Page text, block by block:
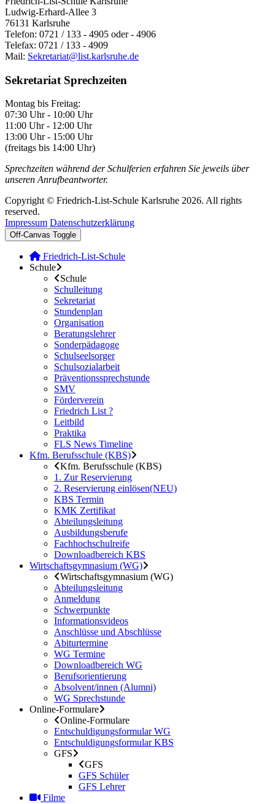
Ludwig-Erhard-Allee 3
76131 Karlsruhe
Telefon: 0721 / 133 - 4905 oder - 4906
Telefax: 0721 / 133 - 4909
Mail: Sekretariat@list.karlsruhe.de
Sekretariat Sprechzeiten
Montag bis Freitag:
07:30 Uhr - 10:00 Uhr
11:00 Uhr - 12:00 Uhr
13:00 Uhr - 15:00 Uhr
(freitags bis 14:00 Uhr)
Sprechzeiten während der Schulferien erfahren Sie jeweils über
unseren Anrufbeantworter.
Copyright © Friedrich-List-Schule Karlsruhe 2026. All rights
reserved.
Impressum Datenschutzerklärung
Off-Canvas Toggle
Friedrich-List-Schule
Schule
Schule
Schulleitung
Sekretariat
Stundenplan
Organisation
Beratungslehrer
Sonderpädagoge
Schulseelsorger
Schulsozialarbeit
Präventionssprechstunde
SMV
Förderverein
Friedrich List ?
Leitbild
Praktika
FLS News Timeline
Kfm. Berufsschule (KBS)
Kfm. Berufsschule (KBS)
1. Zur Reservierung
2. Reservierung einlösen(NEU)
KBS Termin
KMK Zertifikat
Abteilungsleitung
Ausbildungsberufe
Fachhochschulreife
Downloadbereich KBS
Wirtschaftsgymnasium (WG)
Wirtschaftsgymnasium (WG)
Abteilungsleitung
Anmeldung
Schwerpunkte
Informationsvideos
Anschlüsse und Abschlüsse
Abiturtermine
WG Termine
Downloadbereich WG
Berufsorientierung
Absolvent/innen (Alumni)
WG Sprechstunde
Online-Formulare
Online-Formulare
Entschuldigungsformular WG
Entschuldigungsformular KBS
GFS
GFS
GFS Schüler
GFS Lehrer
Filme